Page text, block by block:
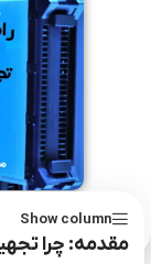
Show column
مقدمه: چرا